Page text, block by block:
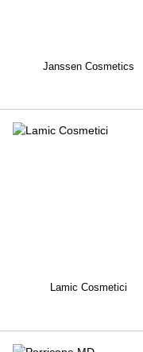
Janssen Cosmetics
Lamic Cosmetici